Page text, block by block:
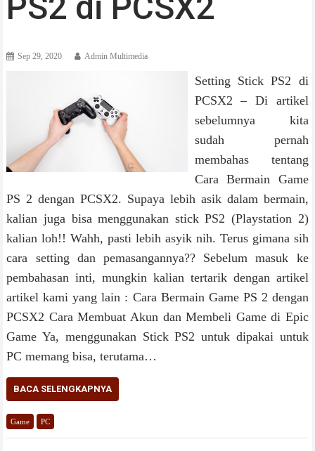
Sep 29, 2020 Admin Multimedia
Setting Stick PS2 di
PCSX2 – Di artikel
sebelumnya kita
sudah pernah
membahas tentang
Cara Bermain Game
PS 2 dengan PCSX2. Supaya lebih asik dalam bermain,
kalian juga bisa menggunakan stick PS2 (Playstation 2)
kalian loh!! Wahh, pasti lebih asyik nih. Terus gimana sih
cara setting dan pemasangannya?? Sebelum masuk ke
pembahasan inti, mungkin kalian tertarik dengan artikel
artikel kami yang lain : Cara Bermain Game PS 2 dengan
PCSX2 Cara Membuat Akun dan Membeli Game di Epic
Game Ya, menggunakan Stick PS2 untuk dipakai untuk
PC memang bisa, terutama…
BACA SELENGKAPNYA
Game PC